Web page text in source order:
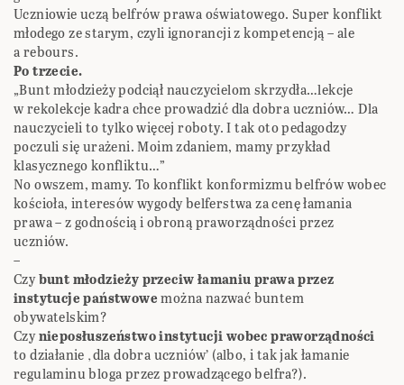
Uczniowie uczą belfrów prawa oświatowego. Super konflikt
młodego ze starym, czyli ignorancji z kompetencją – ale
a rebours.
Po trzecie.
„Bunt młodzieży podciął nauczycielom skrzydła…lekcje
w rekolekcje kadra chce prowadzić dla dobra uczniów… Dla
nauczycieli to tylko więcej roboty. I tak oto pedagodzy
poczuli się urażeni. Moim zdaniem, mamy przykład
klasycznego konfliktu…”
No owszem, mamy. To konflikt konformizmu belfrów wobec
kościoła, interesów wygody belferstwa za cenę łamania
prawa – z godnością i obroną praworządności przez
uczniów.
–
Czybunt młodzieży przeciw łamaniu prawa przez
instytucje państwowemożna nazwać buntem
obywatelskim?
Czynieposłuszeństwo instytucji wobec praworządności
to działanie ‚dla dobra uczniów’ (albo, i tak jak łamanie
regulaminu bloga przez prowadzącego belfra?).